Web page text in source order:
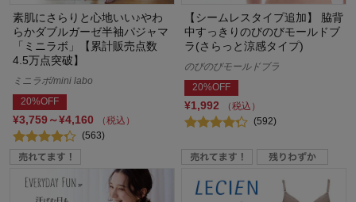
素肌にさらりと心地いい♪やわ
らかダブルガーゼ半袖パジャマ
「ミニラボ」【累計販売点数
4.5万点突破】
ミニラボ/mini labo
20%OFF
¥3,759～¥4,160
（税込）
(563)
【シームレスタイプ追加】 脇背
中すっきりのびのびモールドブ
ラ(さらっと涼感タイプ)
のびのびモールドブラ
20%OFF
¥1,992
（税込）
(592)